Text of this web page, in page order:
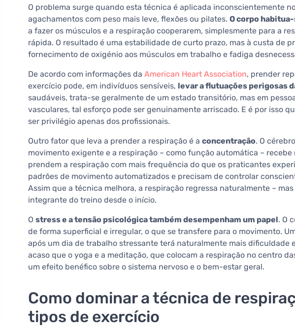
O problema surge quando esta técnica é aplicada inconscientemente
agachamentos com peso mais leve, flexões ou pilates. O corpo
a fazer os músculos e a respiração cooperarem, simplesmente para a
rápida. O resultado é uma estabilidade de curto prazo, mas à custa de
fornecimento de oxigénio aos músculos em trabalho e fadiga
De acordo com informações da American Heart Association, prender
exercício pode, em indivíduos sensíveis, levar a flutuações perigosas
saudáveis, trata-se geralmente de um estado transitório, mas em
vasculares, tal esforço pode ser genuinamente arriscado. E é por isso
ser privilégio apenas dos profissionais.
Outro fator que leva a prender a respiração é a concentração. O
movimento exigente e a respiração – como função automática –
prendem a respiração com mais frequência do que os praticantes
padrões de movimento automatizados e precisam de controlar
Assim que a técnica melhora, a respiração regressa naturalmente –
integrante do treino desde o início.
O stress e a tensão psicológica também desempenham um papel. O
de forma superficial e irregular, o que se transfere para o movimento.
após um dia de trabalho stressante terá naturalmente mais dificuldade
acaso que o yoga e a meditação, que colocam a respiração no centro
um efeito benéfico sobre o sistema nervoso e o bem-estar geral.
Como dominar a técnica de
tipos de exercício